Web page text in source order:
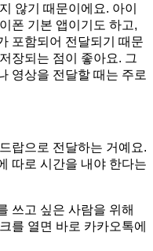
않기 때문이에요. 아이
폰 기본 앱이기도 하고,
포함되어 전달되기 때문
장되는 점이 좋아요. 그
영상을 전달할 때는 주로
랍으로 전달하는 거예요.
따로 시간을 내야 한다는
쓰고 싶은 사람을 위해
를 열면 바로 카카오톡에